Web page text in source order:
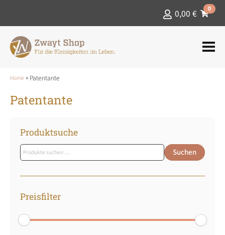
0,00 € 0
Home » Patentante
Patentante
Produktsuche
Suchen
nach: Suchen
Preisfilter